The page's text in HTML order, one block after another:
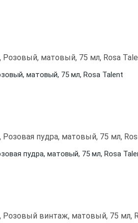
матовый, 75 мл, Rosa Talent
пудра, матовый, 75 мл, Rosa